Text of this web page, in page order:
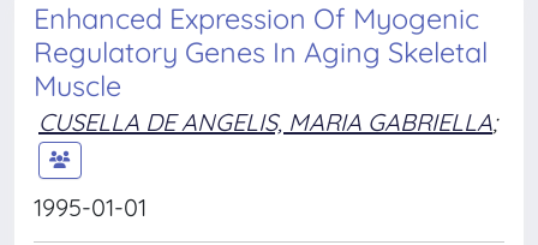
Enhanced Expression Of Myogenic
Regulatory Genes In Aging Skeletal
Muscle
CUSELLA DE ANGELIS, MARIA GABRIELLA;
1995-01-01